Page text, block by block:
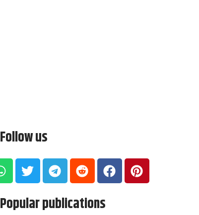
Follow us
Popular publications